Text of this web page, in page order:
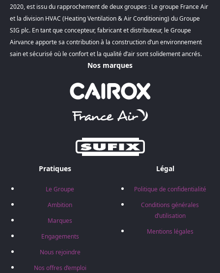
2020, est issu du rapprochement de deux groupes : Le groupe France Air
et la division HVAC (Heating Ventilation & Air Conditioning) du Groupe
SIG plc. En tant que concepteur, fabricant et distributeur, le Groupe
Airvance apporte sa contribution à la construction d’un environnement
sain et sécurisé où le confort et la qualité d’air sont solidement ancrés.
Nos marques
Pratiques
Le Groupe
Ambition
Marques
Engagements
Nous rejoindre
Nos offres d’emploi
Légal
Politique de confidentialité
Conditions générales
d’utilisation
Mentions légales